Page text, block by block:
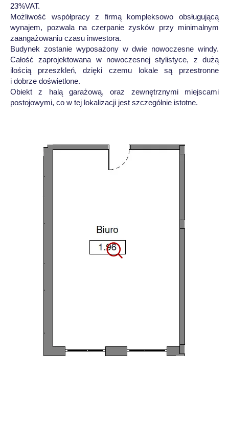
23%VAT.
Możliwość współpracy z firmą kompleksowo obsługującą
wynajem, pozwala na czerpanie zysków przy minimalnym
zaangażowaniu czasu inwestora.
Budynek zostanie wyposażony w dwie nowoczesne windy.
Całość zaprojektowana w nowoczesnej stylistyce, z dużą
ilością przeszkleń, dzięki czemu lokale są przestronne
i dobrze doświetlone.
Obiekt z halą garażową, oraz zewnętrznymi miejscami
postojowymi, co w tej lokalizacji jest szczególnie istotne.